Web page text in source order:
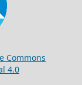
Commons
4.0